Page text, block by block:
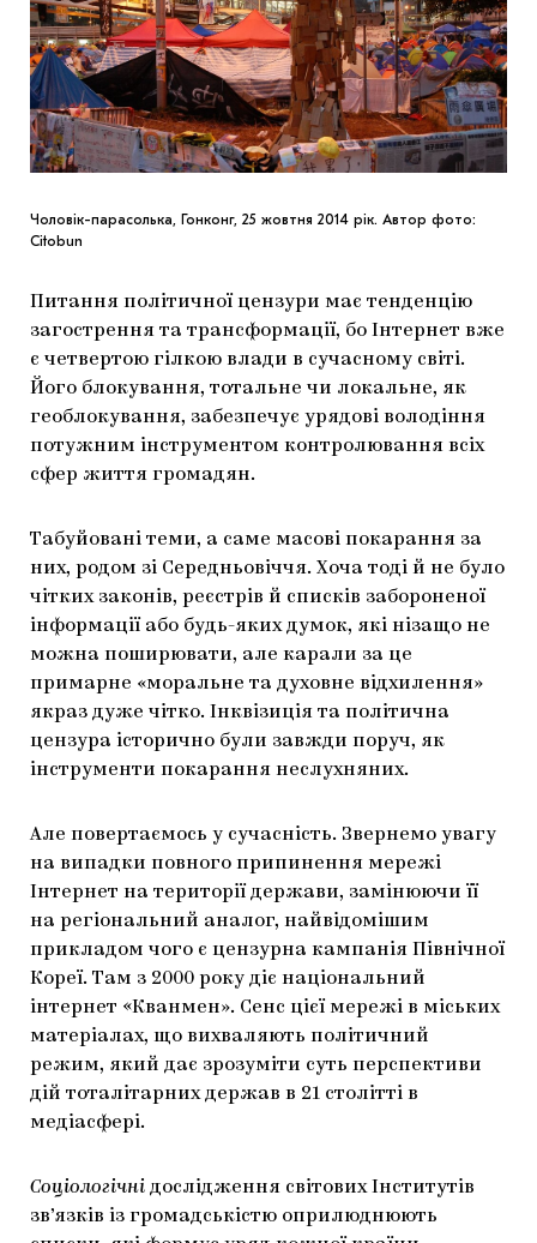
Чоловік-парасолька, Гонконг, 25 жовтня 2014 рік. Автор фото:
Citobun
Питання політичної цензури має тенденцію
загострення та трансформації, бо Інтернет вже
є четвертою гілкою влади в сучасному світі.
Його блокування, тотальне чи локальне, як
геоблокування, забезпечує урядові володіння
потужним інструментом контролювання всіх
сфер життя громадян.
Табуйовані теми, а саме масові покарання за
них, родом зі Середньовіччя. Хоча тоді й не було
чітких законів, реєстрів й списків забороненої
інформації або будь-яких думок, які нізащо не
можна поширювати, але карали за це
примарне «моральне та духовне відхилення»
якраз дуже чітко. Інквізиція та політична
цензура історично були завжди поруч, як
інструменти покарання неслухняних.
Але повертаємось у сучасність. Звернемо увагу
на випадки повного припинення мережі
Інтернет на території держави, замінюючи її
на регіональний аналог, найвідомішим
прикладом чого є цензурна кампанія Північної
Кореї. Там з 2000 року діє національний
інтернет «Кванмен». Сенс цієї мережі в міських
матеріалах, що вихваляють політичний
режим, який дає зрозуміти суть перспективи
дій тоталітарних держав в 21 столітті в
медіасфері.
Соціологічні дослідження світових Інститутів
зв’язків із громадськістю оприлюднюють